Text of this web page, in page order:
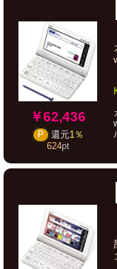
￥62,436
P 還元1％
624pt